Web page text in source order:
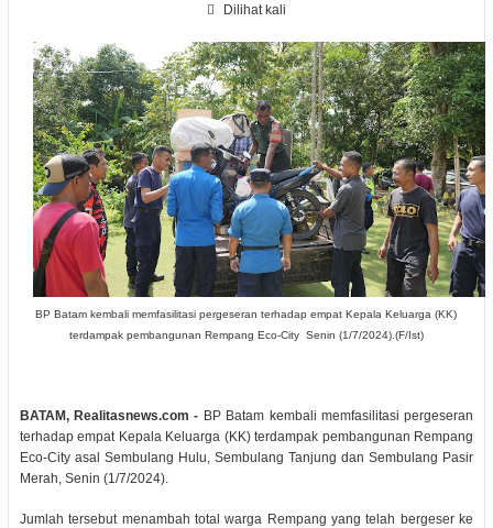
Dilihat kali
BP Batam kembali memfasilitasi pergeseran terhadap empat Kepala Keluarga (KK)
terdampak pembangunan Rempang Eco-City Senin (1/7/2024).(F/Ist)
BATAM, Realitasnews.com - BP Batam kembali memfasilitasi pergeseran
terhadap empat Kepala Keluarga (KK) terdampak pembangunan Rempang
Eco-City asal Sembulang Hulu, Sembulang Tanjung dan Sembulang Pasir
Merah, Senin (1/7/2024).
Jumlah tersebut menambah total warga Rempang yang telah bergeser ke